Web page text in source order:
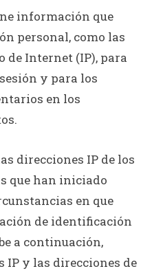
información que
personal, como las
de Internet (IP), para
y para los
en los
direcciones IP de los
que han iniciado
en que
de identificación
a continuación,
IP y las direcciones de